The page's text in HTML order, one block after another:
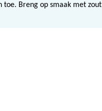
toe. Breng op smaak met zout